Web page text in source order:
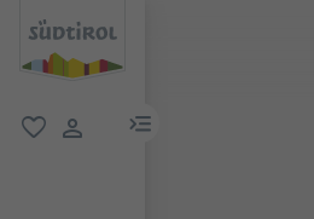
menu link